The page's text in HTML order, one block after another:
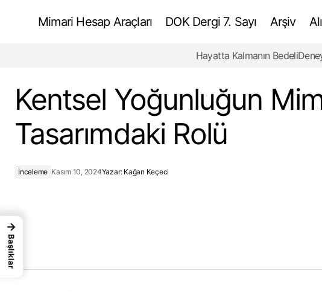
Mimari Hesap Araçları DOK Dergi 7. Sayı Arşiv
Hayatta Kalmanın Bedeli
Kentsel Yoğunluğun
Tasarımdaki Rolü
İnceleme Kasım 10, 2024Yazar: Kağan Keçeci
→
Başlıklar